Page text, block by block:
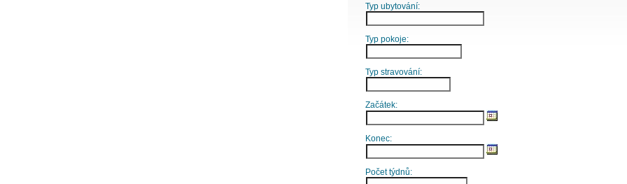
Typ ubytování:
Typ pokoje:
Typ stravování:
Začátek:
Konec:
Počet týdnů: